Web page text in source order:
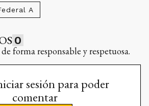
A
0
forma responsable y respetuosa.
sesión para poder
comentar